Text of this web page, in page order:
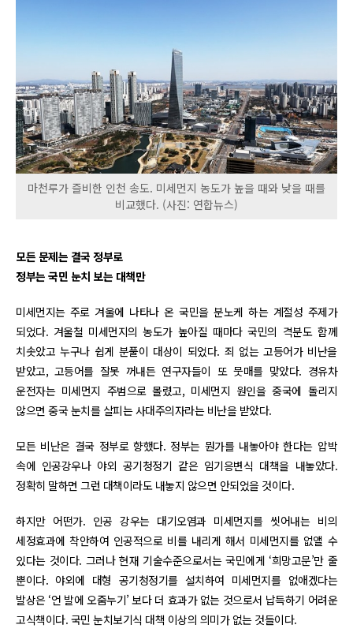
마천루가 즐비한 인천 송도. 미세먼지 농도가 높을 때와 낮을 때를
비교했다. (사진: 연합뉴스)
모든 문제는 결국 정부로
정부는 국민 눈치 보는 대책만
미세먼지는 주로 겨울에 나타나 온 국민을 분노케 하는 계절성 주제가
되었다. 겨울철 미세먼지의 농도가 높아질 때마다 국민의 격분도 함께
치솟았고 누구나 쉽게 분풀이 대상이 되었다. 죄 없는 고등어가 비난을
받았고, 고등어를 잘못 꺼내든 연구자들이 또 뭇매를 맞았다. 경유차
운전자는 미세먼지 주범으로 몰렸고, 미세먼지 원인을 중국에 돌리지
않으면 중국 눈치를 살피는 사대주의자라는 비난을 받았다.
모든 비난은 결국 정부로 향했다. 정부는 뭔가를 내놓아야 한다는 압박
속에 인공강우나 야외 공기청정기 같은 임기응변식 대책을 내놓았다.
정확히 말하면 그런 대책이라도 내놓지 않으면 안되었을 것이다.
하지만 어떤가. 인공 강우는 대기오염과 미세먼지를 씻어내는 비의
세정효과에 착안하여 인공적으로 비를 내리게 해서 미세먼지를 없앨 수
있다는 것이다. 그러나 현재 기술수준으로서는 국민에게 ‘희망고문’만 줄
뿐이다. 야외에 대형 공기청정기를 설치하여 미세먼지를 없애겠다는
발상은 ‘언 발에 오줌누기’ 보다 더 효과가 없는 것으로서 납득하기 어려운
고식책이다. 국민 눈치보기식 대책 이상의 의미가 없는 것들이다.